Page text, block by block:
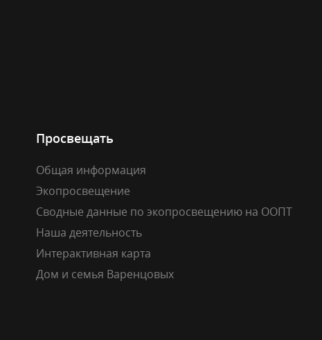
Просвещать
Общая информация
Экопросвещение
Сводные данные по экопросвещению на ООПТ
Наша деятельность
Интерактивная карта
Дом и семья Варенцовых